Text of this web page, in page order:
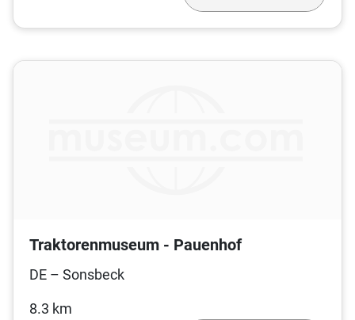
Traktorenmuseum - Pauenhof
DE – Sonsbeck
8.3 km